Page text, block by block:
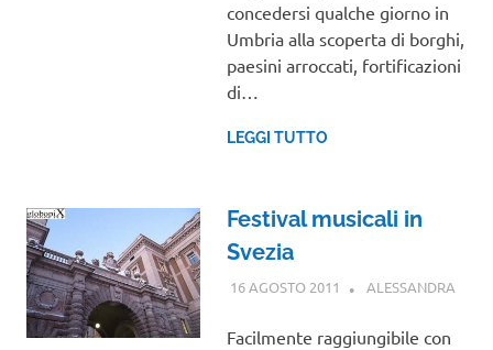
concedersi qualche giorno in
Umbria alla scoperta di borghi,
paesini arroccati, fortificazioni
di…
LEGGI TUTTO
Festival musicali in
Svezia
16 AGOSTO 2011 ALESSANDRA
Facilmente raggiungibile con